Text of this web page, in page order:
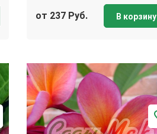
от 237 Руб.
В корзину